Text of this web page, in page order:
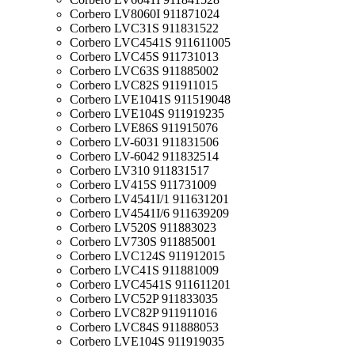
Corbero LV8060I 911871024
Corbero LVC31S 911831522
Corbero LVC4541S 911611005
Corbero LVC45S 911731013
Corbero LVC63S 911885002
Corbero LVC82S 911911015
Corbero LVE1041S 911519048
Corbero LVE104S 911919235
Corbero LVE86S 911915076
Corbero LV-6031 911831506
Corbero LV-6042 911832514
Corbero LV310 911831517
Corbero LV415S 911731009
Corbero LV4541I/1 911631201
Corbero LV4541I/6 911639209
Corbero LV520S 911883023
Corbero LV730S 911885001
Corbero LVC124S 911912015
Corbero LVC41S 911881009
Corbero LVC4541S 911611201
Corbero LVC52P 911833035
Corbero LVC82P 911911016
Corbero LVC84S 911888053
Corbero LVE104S 911919035